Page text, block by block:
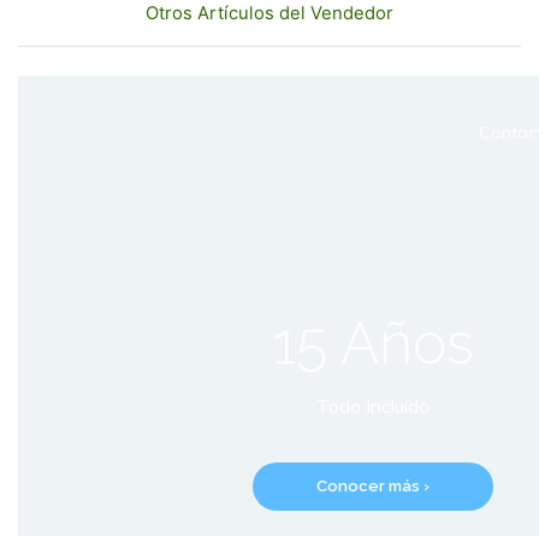
Otros Artículos del Vendedor
Conocer más ›